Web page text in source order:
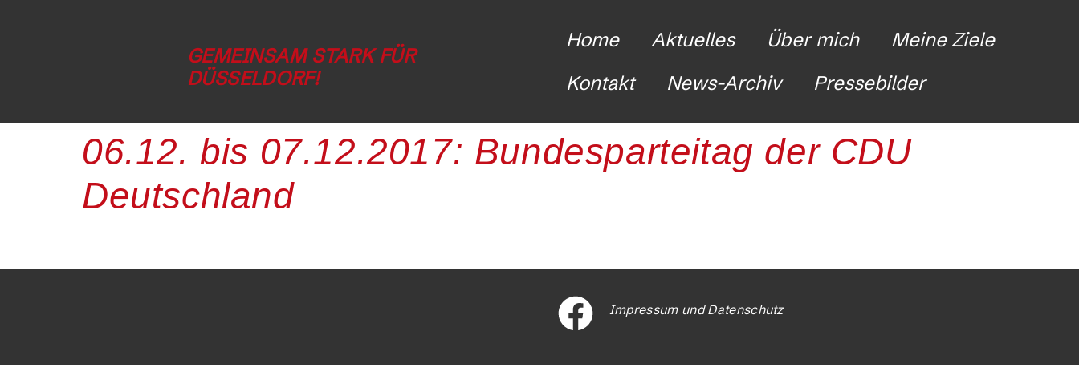
GEMEINSAM STARK FÜR
DÜSSELDORF!
Home Aktuelles Über mich
Meine Ziele
Kontakt
News-Archiv Pressebilder
06.12. bis 07.12.2017: Bundesparteitag der CDU
Deutschland
Impressum und Datenschutz